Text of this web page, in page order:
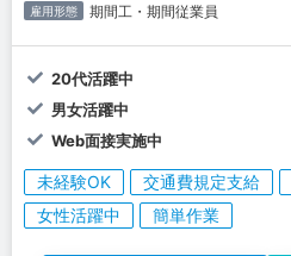
雇用形態 期間工・期間従業員
20代活躍中
男女活躍中
Web面接実施中
未経験OK 交通費規定支給
女性活躍中
簡単作業